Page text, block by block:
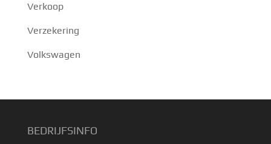
Verkoop
Verzekering
Volkswagen
BEDRIJFSINFO